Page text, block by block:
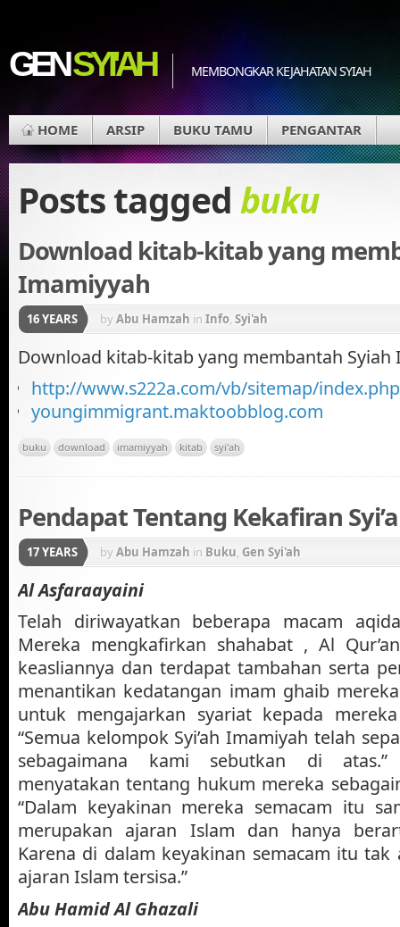
GENSYI'AH MEMBONGKAR KEJAHATAN SYIAH
HOME ARSIP BUKU TAMU PENGANTAR
Posts tagged buku
Download kitab-kitab yang
Imamiyyah
16 YEARS byAbu Hamzah in Info, Syi'ah
Download kitab-kitab yang membantah Syiah
http://www.s222a.com/vb/sitemap/
youngimmigrant.maktoobblog.com
buku download imamiyyah kitab syi'ah
Pendapat Tentang Kekafiran
17 YEARS byAbu Hamzah in Buku, Gen Syi'ah
Al Asfaraayaini
Telah diriwayatkan beberapa macam
Mereka mengkafirkan shahabat , Al
keasliannya dan terdapat tambahan serta
menantikan kedatangan imam ghaib
untuk mengajarkan syariat kepada
“Semua kelompok Syi’ah Imamiyah telah
sebagaimana kami sebutkan di atas.”
menyatakan tentang hukum mereka
“Dalam keyakinan mereka semacam itu
merupakan ajaran Islam dan hanya
Karena di dalam keyakinan semacam itu
ajaran Islam tersisa.”
Abu Hamid Al Ghazali